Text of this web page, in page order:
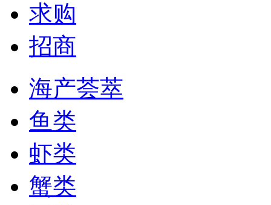
求购
招商
海产荟萃
鱼类
虾类
蟹类